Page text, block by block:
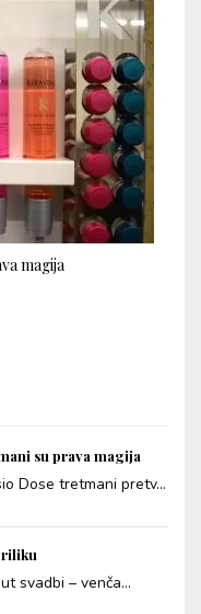
magija
su prava magija
Dose tretmani pretv...
svadbi – venča...